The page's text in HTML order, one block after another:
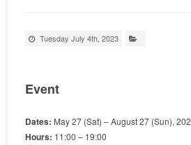
Tuesday July 4th, 2023
Event
Dates: May 27 (Sat) – August 27 (Sun),
Hours: 11:00 – 19:00